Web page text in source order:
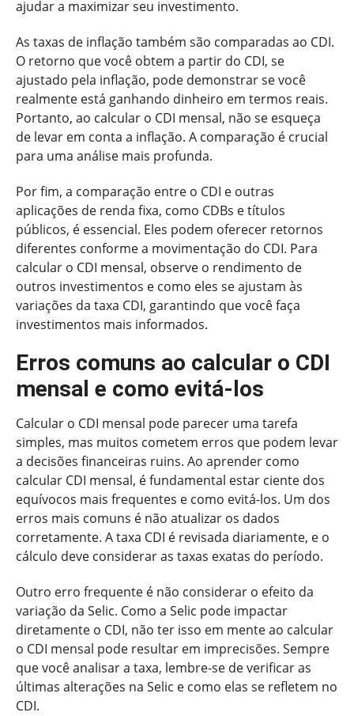
ajudar a maximizar seu investimento.
As taxas de inflação também são comparadas ao CDI.
O retorno que você obtem a partir do CDI, se
ajustado pela inflação, pode demonstrar se você
realmente está ganhando dinheiro em termos reais.
Portanto, ao calcular o CDI mensal, não se esqueça
de levar em conta a inflação. A comparação é crucial
para uma análise mais profunda.
Por fim, a comparação entre o CDI e outras
aplicações de renda fixa, como CDBs e títulos
públicos, é essencial. Eles podem oferecer retornos
diferentes conforme a movimentação do CDI. Para
calcular o CDI mensal, observe o rendimento de
outros investimentos e como eles se ajustam às
variações da taxa CDI, garantindo que você faça
investimentos mais informados.
Erros comuns ao calcular o CDI
mensal e como evitá-los
Calcular o CDI mensal pode parecer uma tarefa
simples, mas muitos cometem erros que podem levar
a decisões financeiras ruins. Ao aprender como
calcular CDI mensal, é fundamental estar ciente dos
equívocos mais frequentes e como evitá-los. Um dos
erros mais comuns é não atualizar os dados
corretamente. A taxa CDI é revisada diariamente, e o
cálculo deve considerar as taxas exatas do período.
Outro erro frequente é não considerar o efeito da
variação da Selic. Como a Selic pode impactar
diretamente o CDI, não ter isso em mente ao calcular
o CDI mensal pode resultar em imprecisões. Sempre
que você analisar a taxa, lembre-se de verificar as
últimas alterações na Selic e como elas se refletem no
CDI.